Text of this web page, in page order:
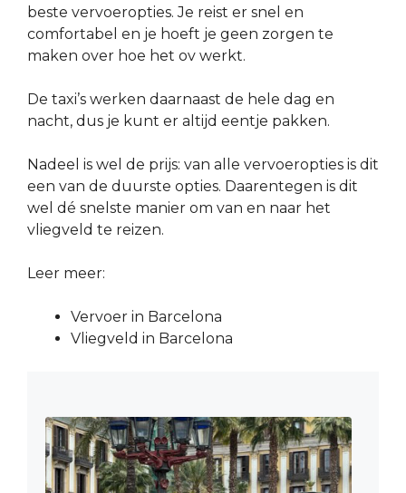
beste vervoeropties. Je reist er snel en
comfortabel en je hoeft je geen zorgen te
maken over hoe het ov werkt.
De taxi’s werken daarnaast de hele dag en
nacht, dus je kunt er altijd eentje pakken.
Nadeel is wel de prijs: van alle vervoeropties is dit
een van de duurste opties. Daarentegen is dit
wel dé snelste manier om van en naar het
vliegveld te reizen.
Leer meer:
Vervoer in Barcelona
Vliegveld in Barcelona